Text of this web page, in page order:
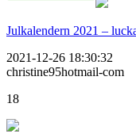
Julkalendern 2021 –
2021-12-26 18:30:32
christine95hotmail-com
18